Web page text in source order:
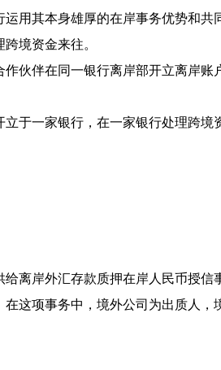
用其本身雄厚的在岸事务优势和
境资金来往。
伙伴在同一银行离岸部开立离岸
于一家银行，在一家银行处理跨境
离岸外汇存款质押在岸人民币授
这项事务中，境外公司为出质人